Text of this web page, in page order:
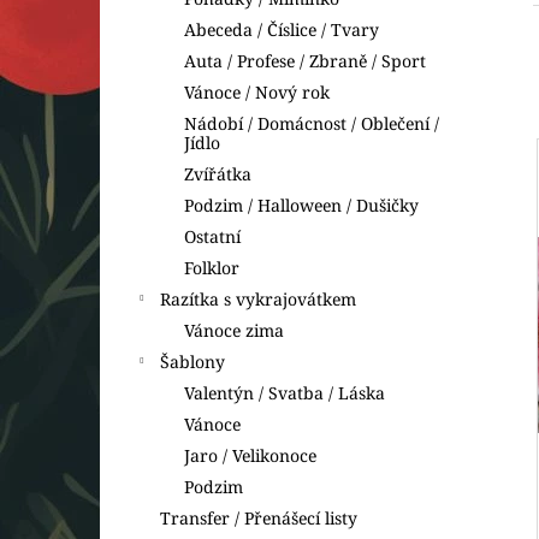
Abeceda / Číslice / Tvary
Auta / Profese / Zbraně / Sport
Vánoce / Nový rok
Nádobí / Domácnost / Oblečení /
Jídlo
Zvířátka
Podzim / Halloween / Dušičky
Ostatní
Folklor
Razítka s vykrajovátkem
Vánoce zima
Šablony
Valentýn / Svatba / Láska
Vánoce
Jaro / Velikonoce
Podzim
Transfer / Přenášecí listy
VYKRAJOVÁTKA DINOSAUŘI
74 Kč